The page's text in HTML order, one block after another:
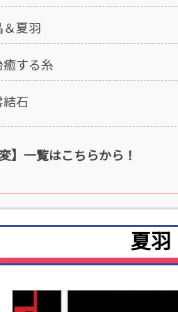
＆夏羽
癒する糸
結石
】一覧はこちらから！
夏羽